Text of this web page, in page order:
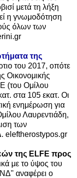
μετά τη λήξη
η γνωμοδότηση
όλων των
της
του 2017, οπότε
Οικονομικής
(του Ομίλου
στα 105 εκατ. Οι
ενημέρωση για
Λαυρεντιάδη,
των
eleftherostypos.gr
της ELFE προς
με το ύψος του
αναφέρει ο